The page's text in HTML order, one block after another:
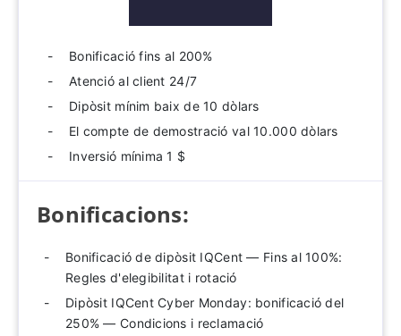
Bonificació fins al 200%
Atenció al client 24/7
Dipòsit mínim baix de 10 dòlars
El compte de demostració val 10.000 dòlars
Inversió mínima 1 $
Bonificacions:
Bonificació de dipòsit IQCent — Fins al 100%:
Regles d'elegibilitat i rotació
Dipòsit IQCent Cyber ​​Monday: bonificació del
250% — Condicions i reclamació